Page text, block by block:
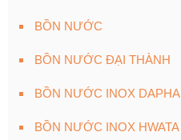
BỒN NƯỚC
BỒN NƯỚC ĐẠI THÀNH
BỒN NƯỚC INOX DAPHA
BỒN NƯỚC INOX HWATA